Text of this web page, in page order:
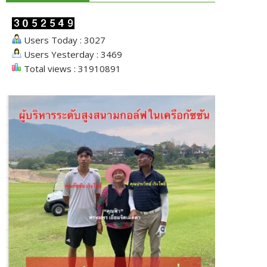
Users Today : 3027
Users Yesterday : 3469
Total views : 31910891